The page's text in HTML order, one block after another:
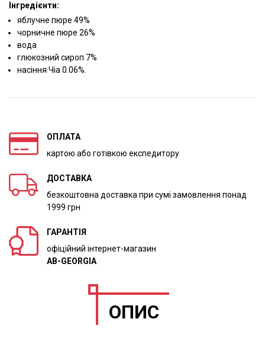
Інгредієнти:
яблучне пюре 49%
чорничне пюре 26%
вода
глюкозний сироп 7%
насіння Чіа 0.06%.
ОПЛАТА
картою або готівкою експедитору
ДОСТАВКА
безкоштовна доставка при сумі замовлення понад
1999 грн
ГАРАНТІЯ
офіційний інтернет-магазин
AB-GEORGIA
ОПИС